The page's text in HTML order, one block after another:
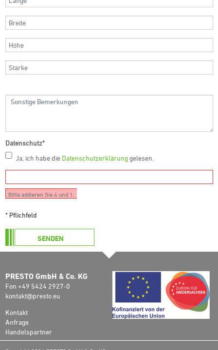
Datenschutz*
Ja, ich habe die Datenschutzerklärunggelesen.
Bitte addieren Sie 4 und 1.
* Pflichfeld
SENDEN
PRESTO GmbH & Co. KG
Fon +49 5424 2927-0
kontakt@presto.eu
Kontakt
Anfrage
Handelspartner